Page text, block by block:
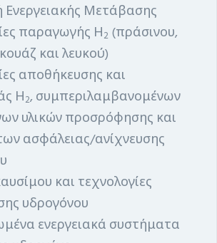
Μετάβασης
παραγωγής Η2 (πράσινου,
και λευκού)
αποθήκευσης και
Η2, συμπεριλαμβανομένων
υλικών προσρόφησης και
ασφάλειας/ανίχνευσης
και τεχνολογίες
υδρογόνου
ενεργειακά συστήματα